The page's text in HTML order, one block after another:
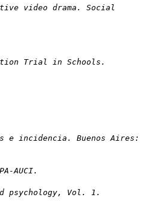
video drama. Social
Trial in Schools.
e incidencia. Buenos Aires:
AUCI.
psychology, Vol. 1.